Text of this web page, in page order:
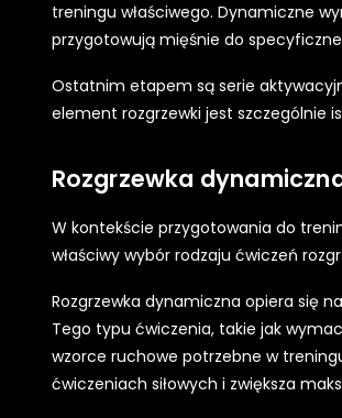
treningu właściwego. Dynamiczne
przygotowują mięśnie do
Ostatnim etapem są serie
element rozgrzewki jest szczególnie
Rozgrzewka
W kontekście przygotowania do
właściwy wybór rodzaju ćwiczeń
Rozgrzewka dynamiczna opiera się
Tego typu ćwiczenia, takie jak
wzorce ruchowe potrzebne w
ćwiczeniach siłowych i zwiększa